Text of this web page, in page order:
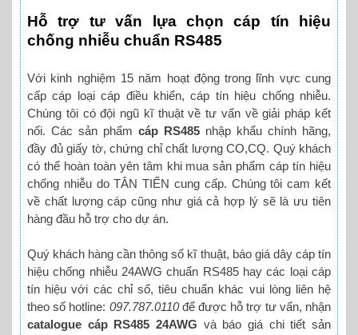
Hỗ trợ tư vấn lựa chọn cáp tín hiệu
chống nhiễu chuẩn RS485
Với kinh nghiệm 15 năm hoạt động trong lĩnh vực cung
cấp cáp loại cáp điều khiển, cáp tín hiệu chống nhiễu.
Chúng tôi có đội ngũ kĩ thuật về tư vấn về giải pháp kết
nối. Các sản phẩm cáp RS485 nhập khẩu chính hãng,
đầy đủ giấy tờ, chứng chỉ chất lượng CO,CQ. Quý khách
có thể hoàn toàn yên tâm khi mua sản phẩm cáp tín hiệu
chống nhiễu do TÂN TIẾN cung cấp. Chúng tôi cam kết
về chất lượng cáp cũng như giá cả hợp lý sẽ là ưu tiên
hàng đầu hỗ trợ cho dự án.
Quý khách hàng cần thông số kĩ thuật, báo giá dây cáp tín
hiệu chống nhiễu 24AWG chuẩn RS485 hay các loại cáp
tín hiệu với các chỉ số, tiêu chuẩn khác vui lòng liên hệ
theo số hotline: 097.787.0110để được hỗ trợ tư vấn, nhận
catalogue cáp RS485 24AWG và báo giá chi tiết sản